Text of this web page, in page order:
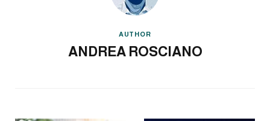
AUTHOR
ANDREA ROSCIANO